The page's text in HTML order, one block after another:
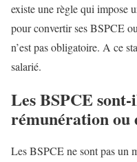
existe une règle qui impose
pour convertir ses BSPCE
n’est pas obligatoire. A ce
salarié.
Les BSPCE
rémunération ou
Les BSPCE ne sont pas un